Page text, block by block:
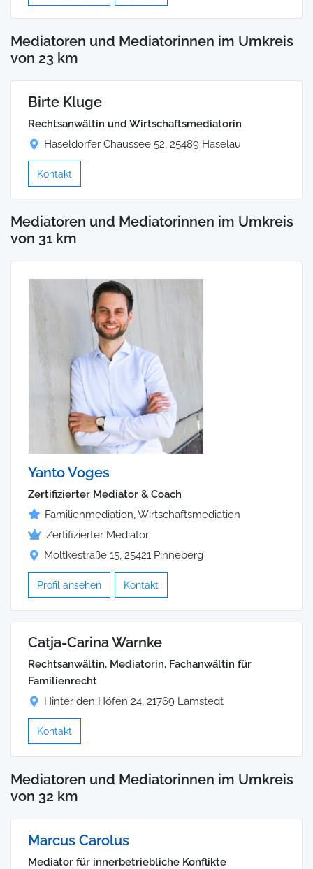
Mediatoren und Mediatorinnen im Umkreis
von 23 km
Birte Kluge
Rechtsanwältin und Wirtschaftsmediatorin
Haseldorfer Chaussee 52, 25489 Haselau
Kontakt
Mediatoren und Mediatorinnen im Umkreis
von 31 km
Yanto Voges
Zertifizierter Mediator & Coach
Familienmediation, Wirtschaftsmediation
Zertifizierter Mediator
Moltkestraße 15, 25421 Pinneberg
Profil ansehen Kontakt
Catja-Carina Warnke
Rechtsanwältin, Mediatorin, Fachanwältin für
Familienrecht
Hinter den Höfen 24, 21769 Lamstedt
Kontakt
Mediatoren und Mediatorinnen im Umkreis
von 32 km
Marcus Carolus
Mediator für innerbetriebliche Konflikte